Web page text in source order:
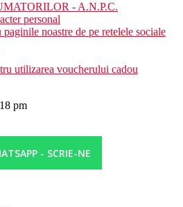
- A.N.P.C.
personal
noastre de pe retelele sociale
utilizarea voucherului cadou
pm
- SCRIE-NE